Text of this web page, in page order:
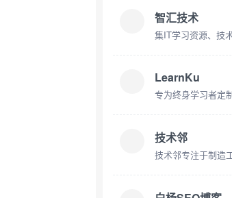
智汇技术
集IT学习资源、技
LearnKu
专为终身学习者定
技术邻